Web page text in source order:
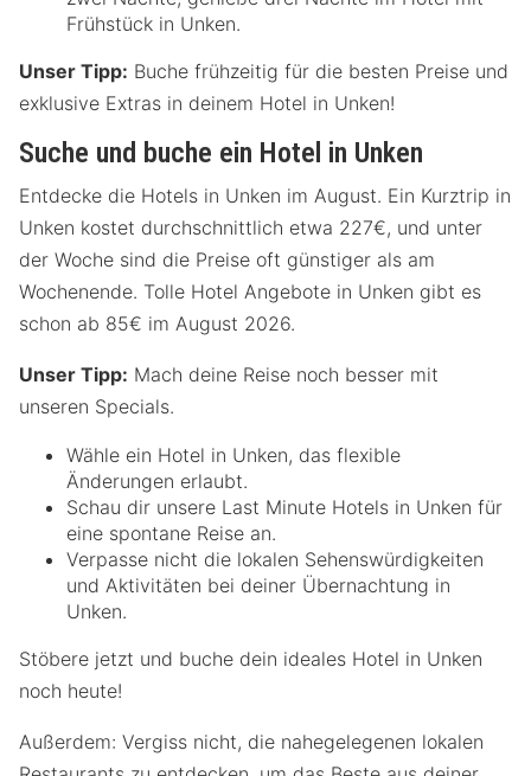
Frühstück in Unken.
Unser Tipp: Buche frühzeitig für die besten Preise und
exklusive Extras in deinem Hotel in Unken!
Suche und buche ein Hotel in Unken
Entdecke die Hotels in Unken im August. Ein Kurztrip in
Unken kostet durchschnittlich etwa 227€, und unter
der Woche sind die Preise oft günstiger als am
Wochenende. Tolle Hotel Angebote in Unken gibt es
schon ab 85€ im August 2026.
Unser Tipp: Mach deine Reise noch besser mit
unseren Specials.
Wähle ein Hotel in Unken, das flexible
Änderungen erlaubt.
Schau dir unsere Last Minute Hotels in Unken für
eine spontane Reise an.
Verpasse nicht die lokalen Sehenswürdigkeiten
und Aktivitäten bei deiner Übernachtung in
Unken.
Stöbere jetzt und buche dein ideales Hotel in Unken
noch heute!
Außerdem: Vergiss nicht, die nahegelegenen lokalen